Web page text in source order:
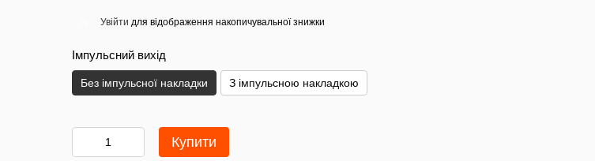
Увійти для відображення накопичувальної знижки
Імпульсний вихід
Без імпульсної накладки З імпульсною накладкою
Купити